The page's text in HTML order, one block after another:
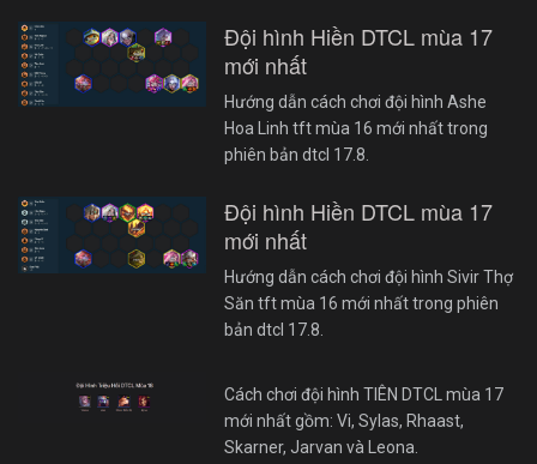
Đội hình Hiền DTCL mùa 17
mới nhất
Hướng dẫn cách chơi đội hình Ashe
Hoa Linh tft mùa 16 mới nhất trong
phiên bản dtcl 17.8.
Đội hình Hiền DTCL mùa 17
mới nhất
Hướng dẫn cách chơi đội hình Sivir Thợ
Săn tft mùa 16 mới nhất trong phiên
bản dtcl 17.8.
Cách chơi đội hình TIÊN DTCL mùa 17
mới nhất gồm: Vi, Sylas, Rhaast,
Skarner, Jarvan và Leona.